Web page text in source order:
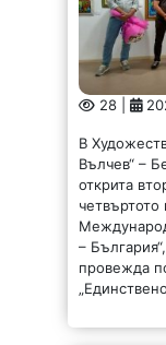
28 |
В
Вълчев“ –
открита
четвъртото
–
провежда